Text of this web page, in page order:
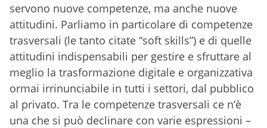
servono nuove competenze, ma anche nuove
attitudini. Parliamo in particolare di competenze
trasversali (le tanto citate “soft skills”) e di quelle
attitudini indispensabili per gestire e sfruttare al
meglio la trasformazione digitale e organizzativa
ormai irrinunciabile in tutti i settori, dal pubblico
al privato. Tra le competenze trasversali ce n’è
una che si può declinare con varie espressioni –